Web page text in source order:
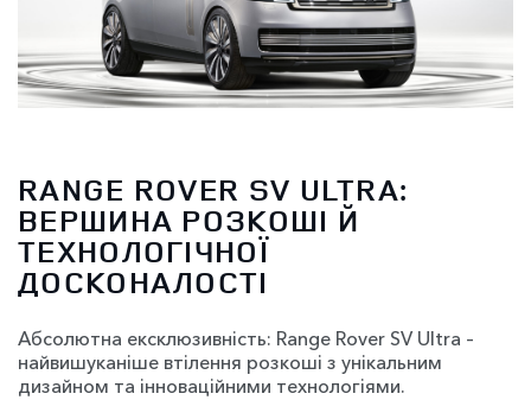
RANGE ROVER SV ULTRA:
ВЕРШИНА РОЗКОШІ Й
ТЕХНОЛОГІЧНОЇ
ДОСКОНАЛОСТІ
Абсолютна ексклюзивність: Range Rover SV Ultra –
найвишуканіше втілення розкоші з унікальним
дизайном та інноваційними технологіями.